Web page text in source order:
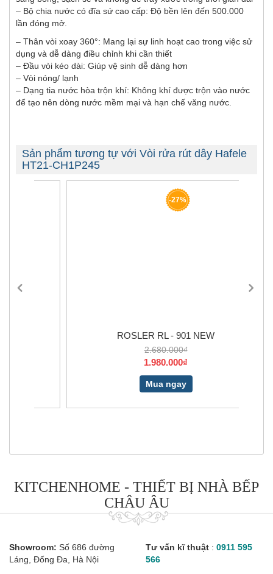
– Bộ chia nước có đĩa sứ cao cấp: Độ bền lên đến 500.000
lần đóng mở.
– Thân vòi xoay 360°: Mang lại sự linh hoạt cao trong việc sử
dụng và dễ dàng điều chỉnh khi cần thiết
– Đầu vòi kéo dài: Giúp vệ sinh dễ dàng hơn
– Vòi nóng/ lạnh
– Dạng tia nước hòa trộn khí: Không khí được trộn vào nước
để tạo nên dòng nước mềm mại và hạn chế văng nước.
Sản phẩm tương tự với Vòi rửa rút dây Hafele
HT21-CH1P245
ROSLER RL - 901 NEW
2.680.000₫
1.980.000₫
Mua ngay
KITCHENHOME - THIẾT BỊ NHÀ BẾP
CHÂU ÂU
Showroom: Số 686 đường
Láng, Đống Đa, Hà Nội
Tư vấn kĩ thuật : 0911 595
566